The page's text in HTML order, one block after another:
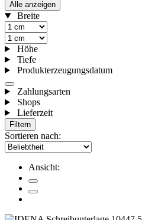
Alle anzeigen
Breite
Höhe
Tiefe
Produkterzeugungsdatum
Zahlungsarten
Shops
Lieferzeit
Filtern
Sortieren nach:
Ansicht: